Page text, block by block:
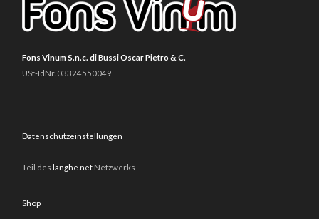
Fons Vinum S.n.c. di Bussi Oscar Pietro & C.
USt-IdNr. 03324550049
Datenschutzeinstellungen
Teil des langhe.net Netzwerks
Shop